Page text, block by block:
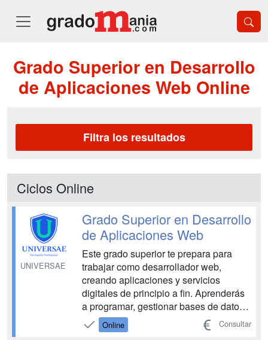
Grado Superior en Desarrollo
de Aplicaciones Web Online
Filtra los resultados
Ciclos Online
UNIVERSAE
Grado Superior en Desarrollo
de Aplicaciones Web
Este grado superior te prepara para
trabajar como desarrollador web,
creando aplicaciones y servicios
digitales de principio a fin. Aprenderás
a programar, gestionar bases de datos y
desarrollar proyectos web completos,
trabajando tanto el front end como el
Online Consultar